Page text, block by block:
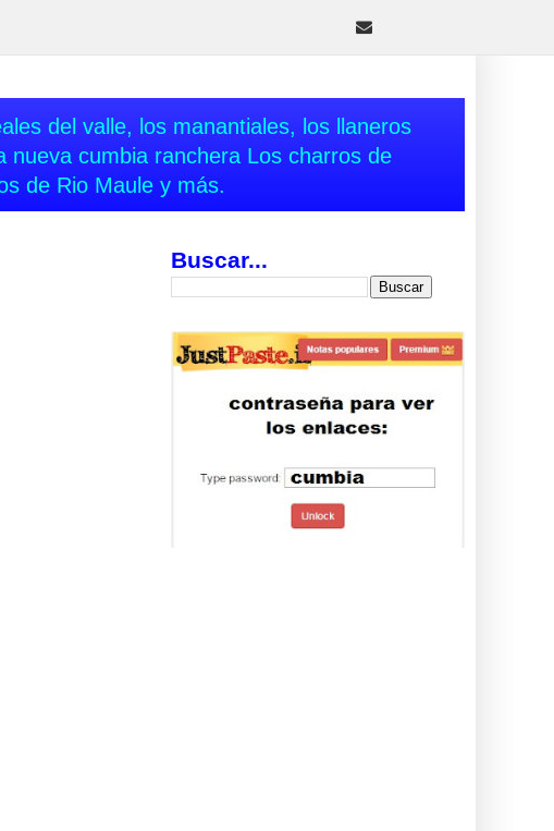
del valle, los manantiales, los llaneros
cumbia ranchera Los charros de
de Rio Maule y más.
Buscar...